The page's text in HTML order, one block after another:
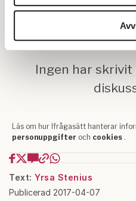
vidarebefordrar även
information från din enhet till
annons- och analysföretag
information som du har
samlat in när du har använt
Text: Yrsa Stenius
Publicerad 2017-04-07